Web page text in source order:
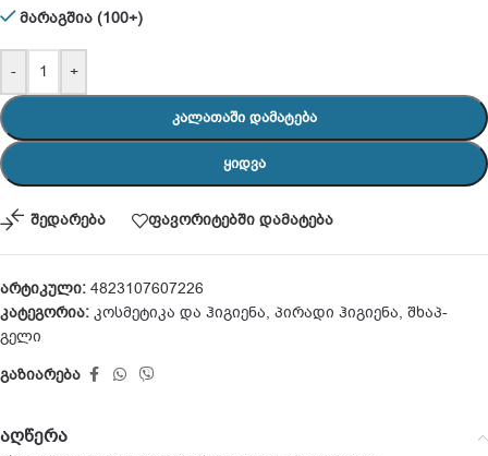
მარაგშია (100+)
- +
ᲙᲐᲚᲐᲗᲐᲨᲘ ᲓᲐᲛᲐᲢᲔᲑᲐ
ᲧᲘᲓᲕᲐ
შედარება ფავორიტებში დამატება
არტიკული: 4823107607226
კატეგორია: კოსმეტიკა და ჰიგიენა, პირადი ჰიგიენა, შხაპ-
გელი
გაზიარება
აღწერა